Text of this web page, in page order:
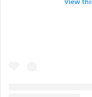
View